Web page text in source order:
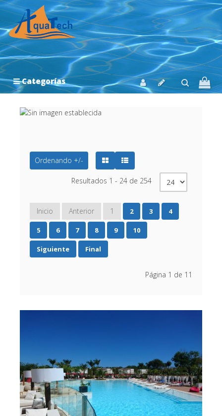
Categorías
Ordenando +/-
Resultados 1 - 24 de 254
Inicio Anterior 1 2 3 4
5 6 7 8 9 10
Siguiente Final
Página 1 de 11